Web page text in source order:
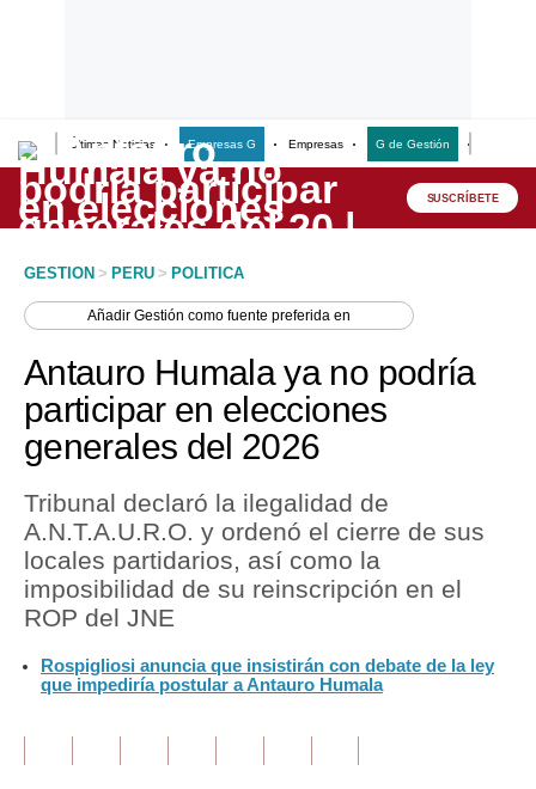
Últimas Noticias Empresas G Empresas G de Gestión
Lo último
Peru Quiosco
Economía
Mercados
Política
Tu Dinero
Finanzas Personales
Inmobiliarias
Opinión
SUSCRÍBETE
GESTION > PERU > POLITICA
AñadirGestión como fuente preferida en
Antauro Humala ya no podría
participar en elecciones
generales del 2026
Tribunal declaró la ilegalidad de
A.N.T.A.U.R.O. y ordenó el cierre de sus
locales partidarios, así como la
imposibilidad de su reinscripción en el
ROP del JNE
Rospigliosi anuncia que insistirán con debate de la ley
que impediría postular a Antauro Humala